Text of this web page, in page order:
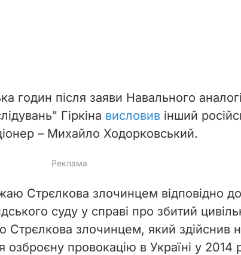
годин після заяви Навального
Гіркіна висловив інший
– Михайло Ходорковський.
Стрєлкова злочинцем відповідно
суду у справі про збитий
Стрєлкова злочинцем, який здійснив
озброєну провокацію в Україні у 2014